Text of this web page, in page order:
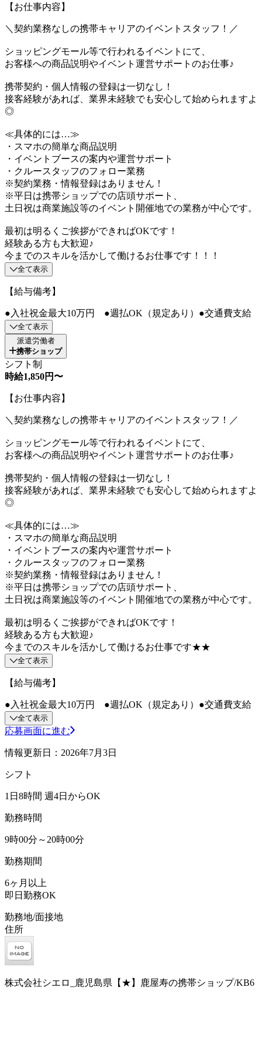
【お仕事内容】
＼契約業務なしの携帯キャリアのイベントスタッフ！／
ショッピングモール等で行われるイベントにて、
お客様への商品説明やイベント運営サポートのお仕事♪
携帯契約・個人情報の登録は一切なし！
接客経験があれば、業界未経験でも安心して始められますよ
◎
≪具体的には…≫
・スマホの簡単な商品説明
・イベントブースの案内や運営サポート
・クルースタッフのフォロー業務
※契約業務・情報登録はありません！
※平日は携帯ショップでの店頭サポート、
土日祝は商業施設等のイベント開催地での業務が中心です。
最初は明るくご挨拶ができればOKです！
経験ある方も大歓迎♪
今までのスキルを活かして働けるお仕事です！！！
全て表示
【給与備考】
●入社祝金最大10万円 ●週払OK（規定あり）●交通費支給
全て表示
派遣労働者
携帯ショップ
シフト制
時給1,850円〜
【お仕事内容】
＼契約業務なしの携帯キャリアのイベントスタッフ！／
ショッピングモール等で行われるイベントにて、
お客様への商品説明やイベント運営サポートのお仕事♪
携帯契約・個人情報の登録は一切なし！
接客経験があれば、業界未経験でも安心して始められますよ
◎
≪具体的には…≫
・スマホの簡単な商品説明
・イベントブースの案内や運営サポート
・クルースタッフのフォロー業務
※契約業務・情報登録はありません！
※平日は携帯ショップでの店頭サポート、
土日祝は商業施設等のイベント開催地での業務が中心です。
最初は明るくご挨拶ができればOKです！
経験ある方も大歓迎♪
今までのスキルを活かして働けるお仕事です★★
全て表示
【給与備考】
●入社祝金最大10万円 ●週払OK（規定あり）●交通費支給
全て表示
応募画面に進む
情報更新日：2026年7月3日
シフト
1日8時間 週4日からOK
勤務時間
9時00分～20時00分
勤務期間
6ヶ月以上
即日勤務OK
勤務地/面接地
住所
株式会社シエロ_鹿児島県【★】鹿屋寿の携帯ショップ/KB6